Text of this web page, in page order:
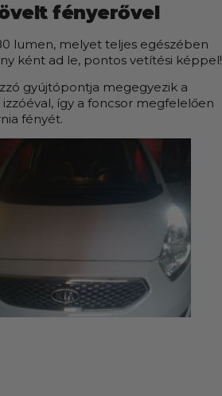
fényerővel
lumen, melyet teljes egészében
ként ad le, pontos vetítési képpel!
gyújtópontja megegyezik a
így a foncsor megfelelően
fényét.